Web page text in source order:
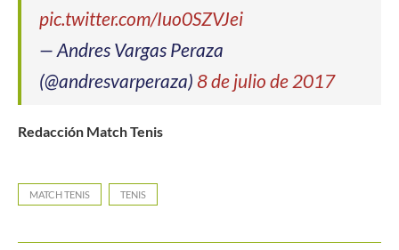
pic.twitter.com/Iuo0SZVJei
— Andres Vargas Peraza
(@andresvarperaza) 8 de julio de 2017
Redacción Match Tenis
MATCH TENIS TENIS